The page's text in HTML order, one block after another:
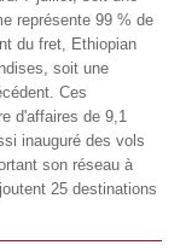
représente 99 % de
du fret, Ethiopian
soit une
Ces
d'affaires de 9,1
inauguré des vols
son réseau à
25 destinations